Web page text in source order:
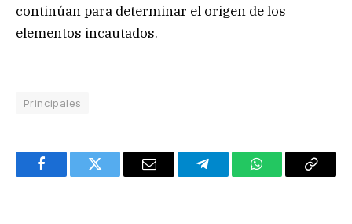
continúan para determinar el origen de los
elementos incautados.
Principales
FacebookTwitter Email TelegramWhatsAppCopy